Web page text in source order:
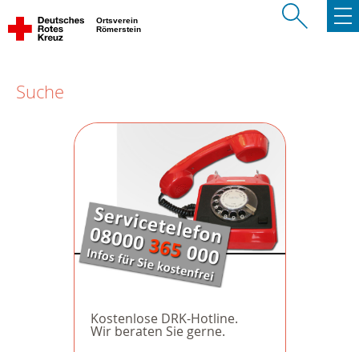
Ortsverein
Römerstein
Suche
Kostenlose DRK-Hotline.
Wir beraten Sie gerne.